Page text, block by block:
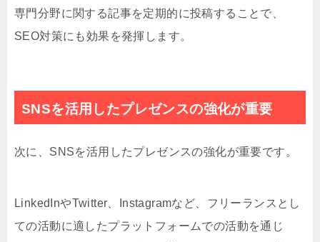
専門分野に関する記事を定期的に投稿することで、
SEO対策にも効果を発揮します。
SNSを活用したプレゼンスの強化が重要
次に、SNSを活用したプレゼンスの強化が重要です。
LinkedInやTwitter、Instagramなど、フリーランスとし
ての活動に適したプラットフォームでの活動を通じ